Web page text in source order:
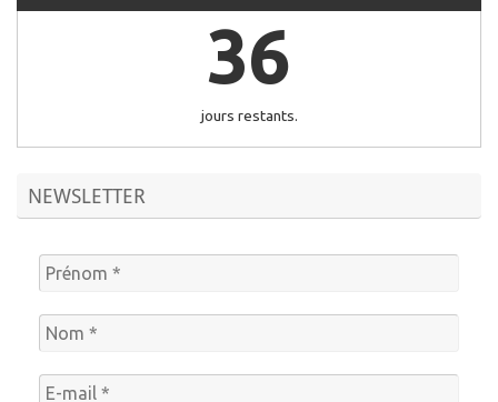
36
jours restants.
NEWSLETTER